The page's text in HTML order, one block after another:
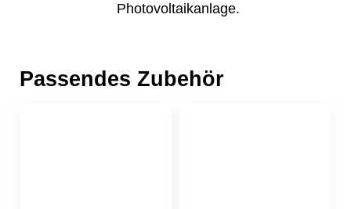
Photovoltaikanlage.
Passendes Zubehör